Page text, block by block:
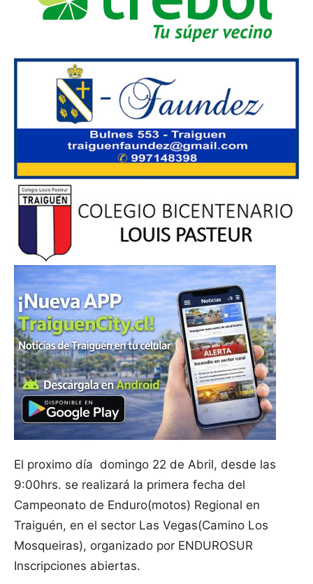
El proximo día domingo 22 de Abril, desde las
9:00hrs. se realizará la primera fecha del
Campeonato de Enduro(motos) Regional en
Traiguén, en el sector Las Vegas(Camino Los
Mosqueiras), organizado por ENDUROSUR
Inscripciones abiertas.